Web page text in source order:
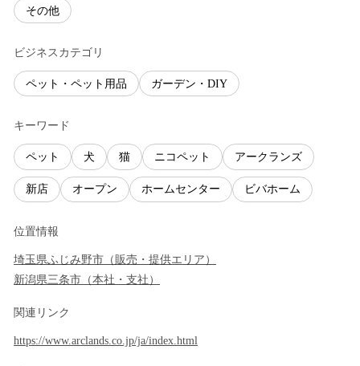
その他
ビジネスカテゴリ
ペット・ペット用品 ガーデン・DIY
キーワード
ペット 犬 猫 ニコペット アークランズ
新店 オープン ホームセンター ビバホーム
位置情報
埼玉県ふじみ野市 （ 販売・提供エリア ）
新潟県三条市 （本社・支社 ）
関連リンク
https://www.arclands.co.jp/ja/index.html